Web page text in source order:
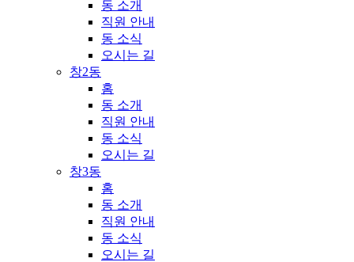
동 소개
직원 안내
동 소식
오시는 길
창2동
홈
동 소개
직원 안내
동 소식
오시는 길
창3동
홈
동 소개
직원 안내
동 소식
오시는 길